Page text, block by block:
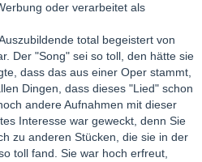
oder verarbeitet als
total begeistert von
Der "Song" sei so toll, den hätte sie
dass das aus einer Oper stammt,
Dingen, dass dieses "Lied" schon
andere Aufnahmen mit dieser
Interesse war geweckt, denn Sie
zu anderen Stücken, die sie in der
toll fand. Sie war hoch erfreut,